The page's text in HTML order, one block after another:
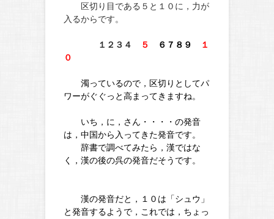
区切り目である５と１０に，力が
入るからです。
１２３４ ５ ６７８９
１
０
濁っているので，区切りとしてパ
ワーがぐぐっと高まってきますね。
いち，に，さん・・・・の発音
は，中国から入ってきた発音です。
辞書で調べてみたら，漢ではな
く，漢の後の呉の発音だそうです。
漢の発音だと，１０は「シュウ」
と発音するようで，これでは，ちょっ